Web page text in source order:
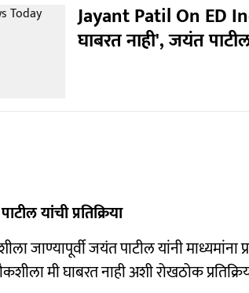
Jayant Patil On ED
घाबरत नाही', जयंत
यांची प्रतिक्रिया
जाण्यापूर्वी जयंत पाटील यांनी माध्यमांना
मी घाबरत नाही अशी रोखठोक